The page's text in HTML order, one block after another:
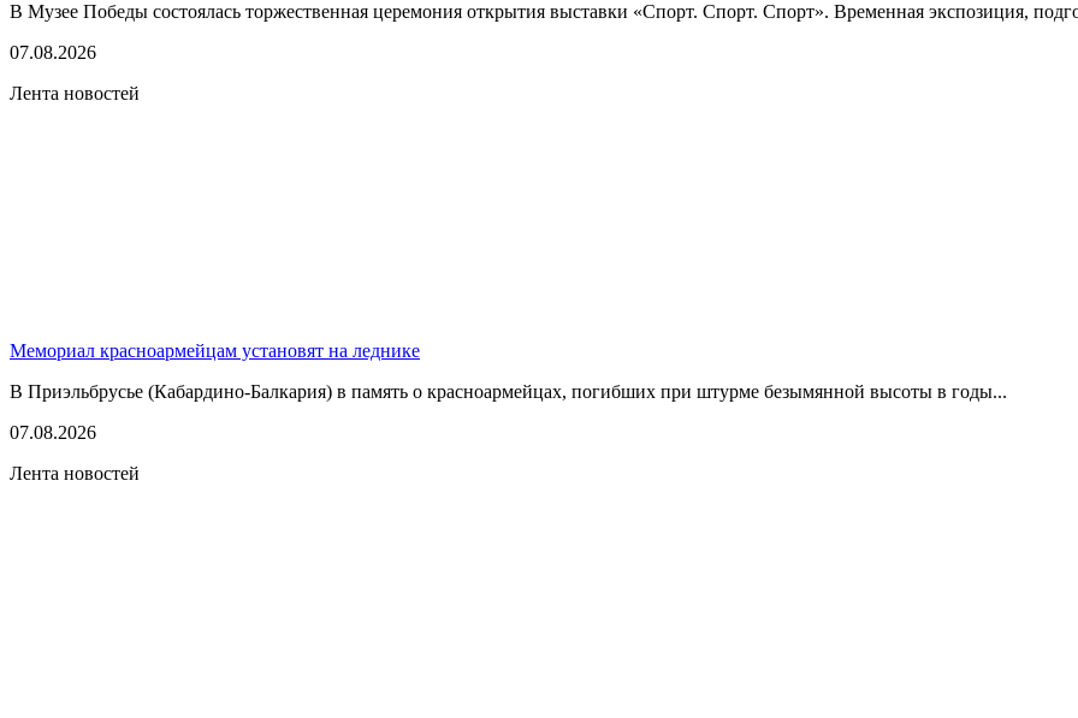
В Музее Победы состоялась торжественная церемония открытия выставки «Спорт. Спорт. Спорт». Временная экспозиция,
07.08.2026
Лента новостей
Мемориал красноармейцам установят на леднике
В Приэльбрусье (Кабардино-Балкария) в память о красноармейцах, погибших при штурме безымянной высоты в годы...
07.08.2026
Лента новостей